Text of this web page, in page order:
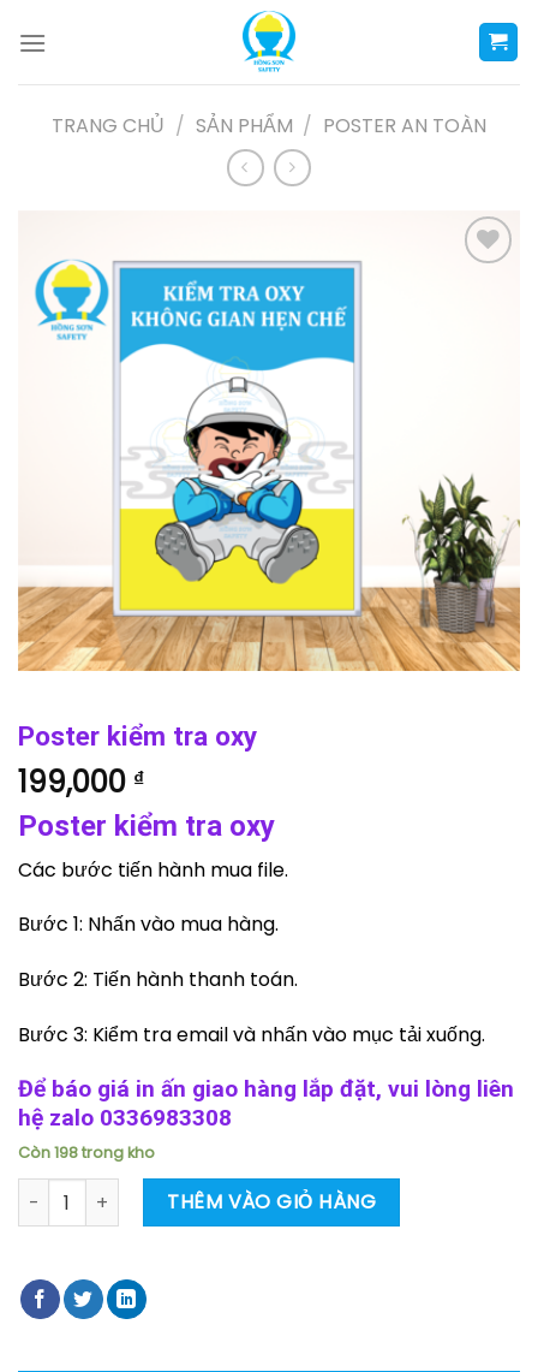
TRANG CHỦ / SẢN PHẨM / POSTER AN TOÀN
Poster kiểm tra oxy
199,000 ₫
Poster kiểm tra oxy
Các bước tiến hành mua file.
Bước 1: Nhấn vào mua hàng.
Bước 2: Tiến hành thanh toán.
Bước 3: Kiểm tra email và nhấn vào mục tải xuống.
Để báo giá in ấn giao hàng lắp đặt, vui lòng liên
hệ zalo 0336983308
Còn 198 trong kho
Poster kiểm tra oxy số lượngTHÊM VÀO GIỎ HÀNG